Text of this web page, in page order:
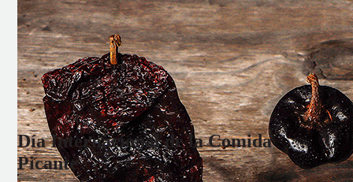
Día Internacional de la Comida
Picante